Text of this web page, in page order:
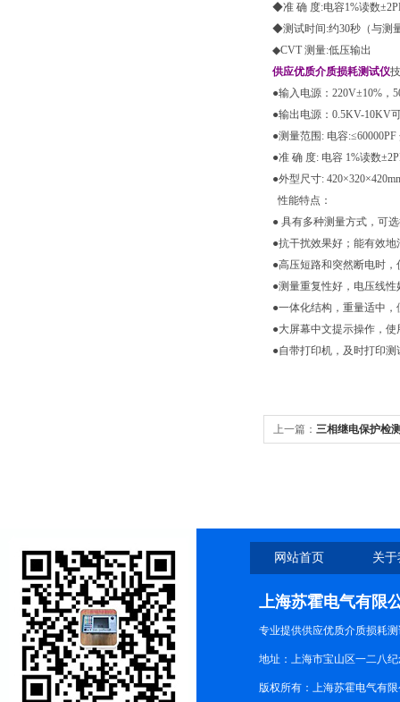
◆准 确 度:电容1%读数
◆测试时间:约30秒（与测
◆CVT 测量:低压输出
供应优质介质损耗测试仪
●输入电源：220V±10%，
●输出电源：0.5KV-10KV
●测量范围: 电容
●准 确 度: 电容 1%读数
●外型尺寸:
性能特点：
● 具有多种测量方式，可
●抗干扰效果好；能有效
●高压短路和突然断电时
●测量重复性好，电压线
●一体化结构，重量适中，
●大屏幕中文提示操作，使
●自带打印机，及时打印测
上一篇： 三相继电保护检
网站首页 关
上海苏霍电气有限
专业提供供应优质介质损耗
地址：上海市宝山区一二八纪
版权所有：上海苏霍电气有